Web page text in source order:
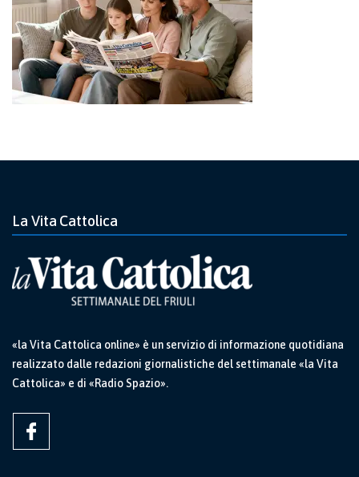
La Vita Cattolica
«la Vita Cattolica online» è un servizio di informazione quotidiana
realizzato dalle redazioni giornalistiche del settimanale «la Vita
Cattolica» e di «Radio Spazio».